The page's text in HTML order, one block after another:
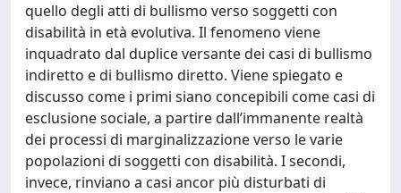
quello degli atti di bullismo verso soggetti con
disabilità in età evolutiva. Il fenomeno viene
inquadrato dal duplice versante dei casi di bullismo
indiretto e di bullismo diretto. Viene spiegato e
discusso come i primi siano concepibili come casi di
esclusione sociale, a partire dall’immanente realtà
dei processi di marginalizzazione verso le varie
popolazioni di soggetti con disabilità. I secondi,
invece, rinviano a casi ancor più disturbati di